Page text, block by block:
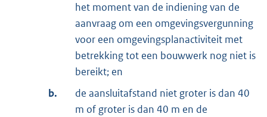
het moment van de indiening van de
aanvraag om een omgevingsvergunning
voor een omgevingsplanactiviteit met
betrekking tot een bouwwerk nog niet is
bereikt; en
b.
de aansluitafstand niet groter is dan 40
m of groter is dan 40 m en de